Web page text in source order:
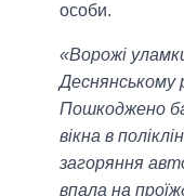
особи.
«Ворожі
Деснянському
Пошкоджено
вікна в
загоряння
впала на